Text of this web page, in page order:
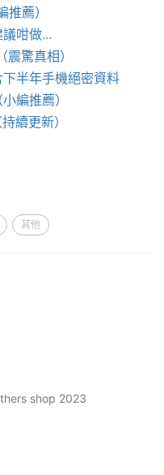
薦）
咁做...
驚真相）
半年手機絕密資料
編推薦）
續更新）
其他
shop 2023